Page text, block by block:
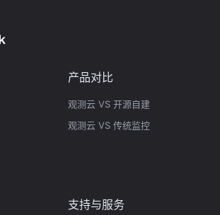
产品对比
观测云 VS 开源自建
观测云 VS 传统监控
支持与服务